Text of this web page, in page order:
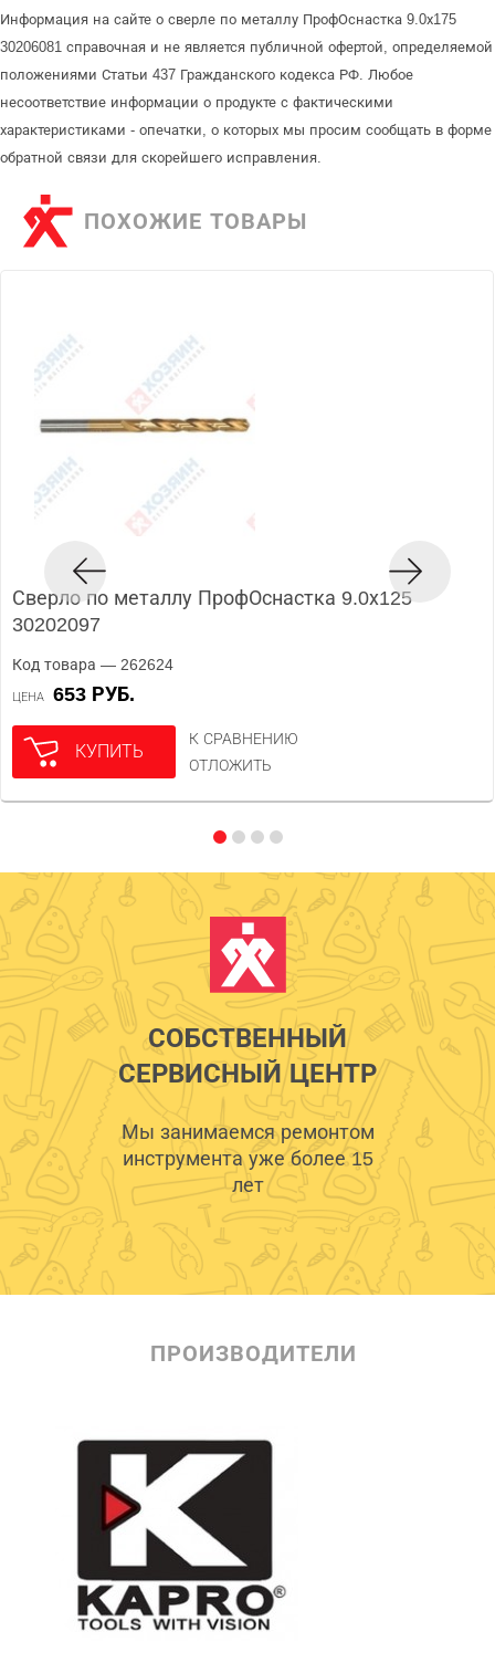
Информация на сайте о сверле по металлу ПрофОснастка 9.0х175
30206081 справочная и не является публичной офертой, определяемой
положениями Статьи 437 Гражданского кодекса РФ. Любое
несоответствие информации о продукте с фактическими
характеристиками - опечатки, о которых мы просим сообщать в форме
обратной связи для скорейшего исправления.
ПОХОЖИЕ ТОВАРЫ
Сверло по металлу ПрофОснастка 9.0х125
30202097
Код товара — 262624
ЦЕНА 653 РУБ.
КУПИТЬ
К СРАВНЕНИЮ
ОТЛОЖИТЬ
СОБСТВЕННЫЙ
СЕРВИСНЫЙ ЦЕНТР
Мы занимаемся ремонтом
инструмента уже более 15
лет
ПРОИЗВОДИТЕЛИ